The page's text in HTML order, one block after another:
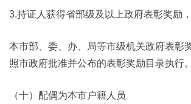
3.持证人获得省部级及以上政府表彰奖励，
本市部、委、办、局等市级机关政府表彰
照市政府批准并公布的表彰奖励目录执行。
（十）配偶为本市户籍人员